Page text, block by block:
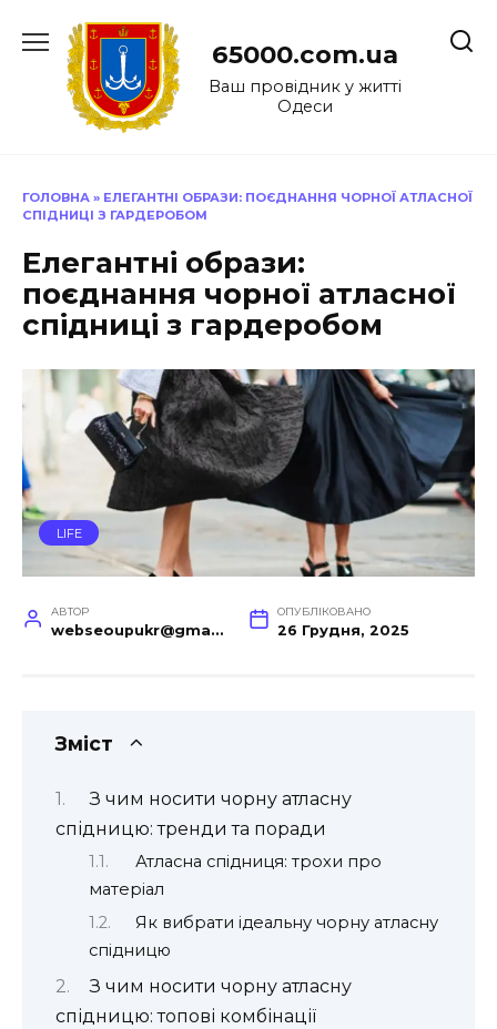
до
65000.com.ua
Ваш провідник у житті
Одеси
ГОЛОВНА » ЕЛЕГАНТНІ ОБРАЗИ: ПОЄДНАННЯ ЧОРНОЇ АТЛАСНОЇ
СПІДНИЦІ З ГАРДЕРОБОМ
Елегантні образи:
поєднання чорної атласної
спідниці з гардеробом
LIFE
АВТОР
webseoupukr@gmail.com
ОПУБЛІКОВАНО
26 Грудня, 2025
Зміст
З чим носити чорну атласну
спідницю: тренди та поради
Атласна спідниця: трохи про
матеріал
Як вибрати ідеальну чорну атласну
спідницю
З чим носити чорну атласну
спідницю: топові комбінації